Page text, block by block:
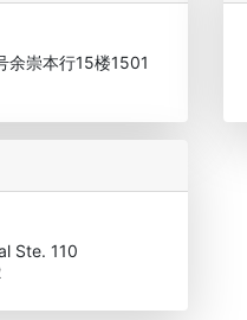
崇本行15楼1501
Ste. 110